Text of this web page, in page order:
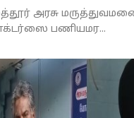
அரசு
பணியமர...